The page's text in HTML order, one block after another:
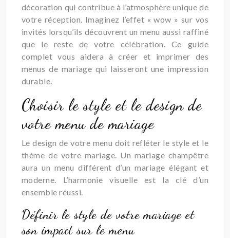
décoration qui contribue à l’atmosphère unique de
votre réception. Imaginez l’effet « wow » sur vos
invités lorsqu’ils découvrent un menu aussi raffiné
que le reste de votre célébration. Ce guide
complet vous aidera à créer et imprimer des
menus de mariage qui laisseront une impression
durable.
Choisir le style et le design de
votre menu de mariage
Le design de votre menu doit refléter le style et le
thème de votre mariage. Un mariage champêtre
aura un menu différent d’un mariage élégant et
moderne. L’harmonie visuelle est la clé d’un
ensemble réussi.
Définir le style de votre mariage et
son impact sur le menu